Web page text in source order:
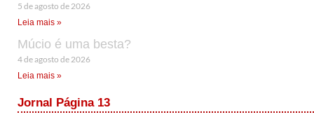
5 de agosto de 2026
Leia mais »
Múcio é uma besta?
4 de agosto de 2026
Leia mais »
Jornal Página 13